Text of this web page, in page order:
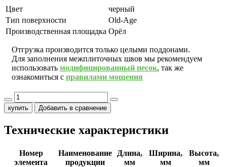
Цвет
черный
Тип поверхности
Old-Age
Производственная площадка Орёл
Отгрузка производится только целыми поддонами.
Для заполнения межплиточных швов мы рекомендуем
использовать модифицированный песок, так же
ознакомиться с правилами мощения
купить Добавить в сравнение
Технические характеристики
Номер
элемента
Наименование
продукции
Длина,
мм
Ширина,
мм
Высота,
мм